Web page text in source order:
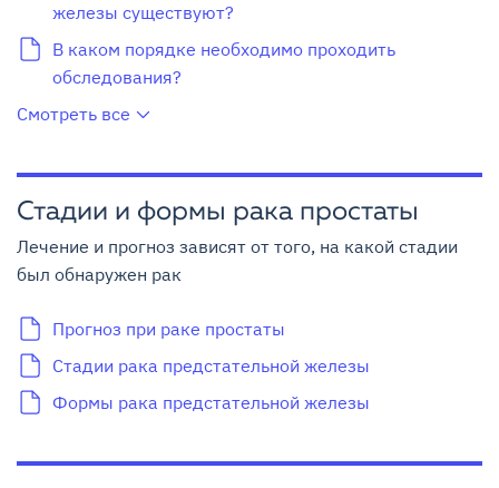
железы существуют?
В каком порядке необходимо проходить
обследования?
Смотреть все
Стадии и формы рака простаты
Лечение и прогноз зависят от того, на какой стадии
был обнаружен рак
Прогноз при раке простаты
Стадии рака предстательной железы
Формы рака предстательной железы